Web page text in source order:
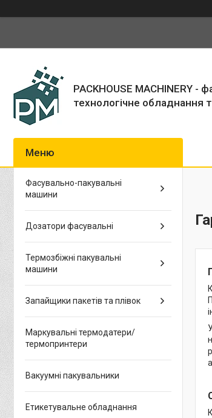
PACKHOUSE MACHINERY -
технологічне обладнання
Фасувально-пакувальні
машини
Дозатори фасувальні
Термозбіжні пакувальні
машини
Запайщики пакетів та плівок
Маркувальні термодатери/
термопринтери
Вакуумні пакувальники
Етикетувальне обладнання